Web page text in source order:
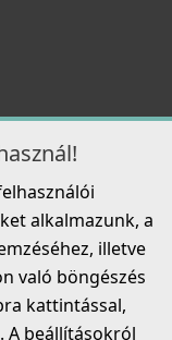
alkalmazunk, a
illetve
való böngészés
kattintással,
A beállításokról